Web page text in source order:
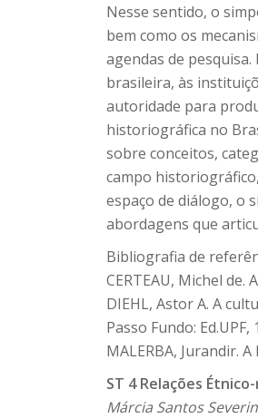
Nesse sentido, o
bem como os
agendas de
brasileira, às
autoridade para
historiográfica no
sobre conceitos,
campo
espaço de diálogo, o
abordagens que
Bibliografia de
CERTEAU, Michel
DIEHL, Astor A. A
Passo Fundo: Ed.UPF,
MALERBA, Jurandir.
ST 4 Relações
Márcia Santos